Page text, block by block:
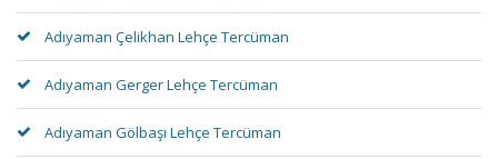
Adıyaman Çelikhan Lehçe Tercüman
Adıyaman Gerger Lehçe Tercüman
Adıyaman Gölbaşı Lehçe Tercüman